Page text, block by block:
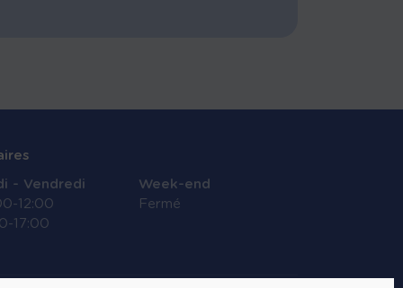
- Vendredi
12:00
17:00
Week-end
Fermé